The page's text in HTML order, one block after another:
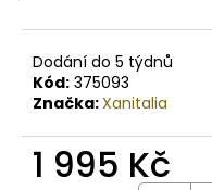
Dodání do 5 týdnů
Kód: 375093
Značka:Xanitalia
1 995 Kč
BY
MELOUN
ORGANICKÉ
RUČNĚ
VYRÁBĚNÉ
BAMBUCKÉ
MÁSLO
200ML